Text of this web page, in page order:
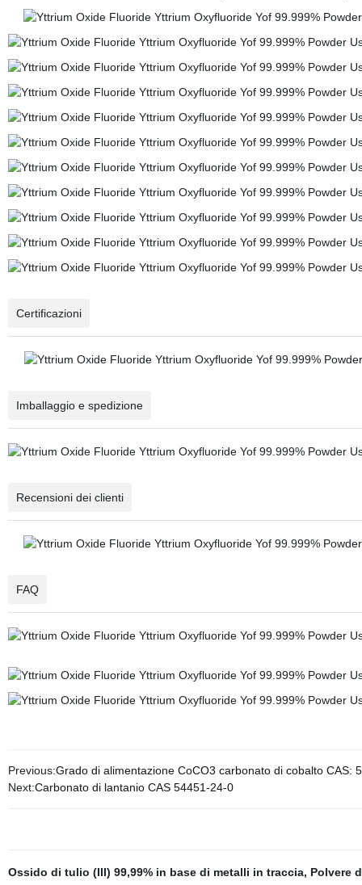
Certificazioni
Imballaggio e spedizione
Recensioni dei clienti
FAQ
Previous:Grado di alimentazione CoCO3 carbonato di cobalto CAS:
Next:Carbonato di lantanio CAS 54451-24-0
Ossido di tulio (III) 99,99% in base di metalli in traccia, Polvere